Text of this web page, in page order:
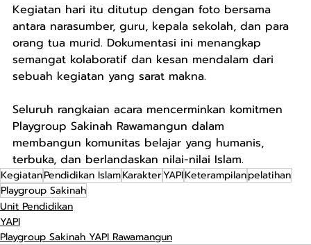
Kegiatan hari itu ditutup dengan foto bersama
antara narasumber, guru, kepala sekolah, dan para
orang tua murid. Dokumentasi ini menangkap
semangat kolaboratif dan kesan mendalam dari
sebuah kegiatan yang sarat makna.
Seluruh rangkaian acara mencerminkan komitmen
Playgroup Sakinah Rawamangun dalam
membangun komunitas belajar yang humanis,
terbuka, dan berlandaskan nilai-nilai Islam.
KegiatanPendidikan IslamKarakterYAPIKeterampilanpelatihan
Playgroup Sakinah
Unit Pendidikan
YAPI
Playgroup Sakinah YAPI Rawamangun